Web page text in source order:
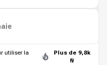
utiliser la
Plus de 9,8k
₦